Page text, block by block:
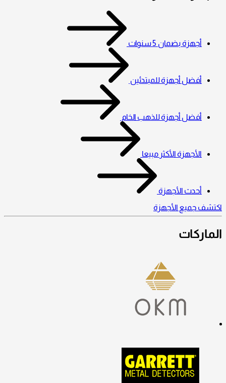
أجهزة بضمان 5 سنوات
أفضل أجهزة للمبتدئين
أفضل أجهزة للذهب الخام
الأجهزة الأكثر مبيعا
أحدث الأجهزة
اكتشف جميع الأجهزة
الماركات